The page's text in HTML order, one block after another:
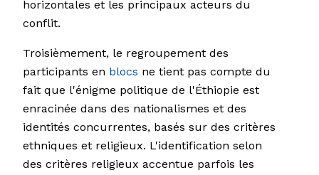
horizontales et les principaux acteurs du
conflit.
Troisièmement, le regroupement des
participants en blocs ne tient pas compte du
fait que l'énigme politique de l'Éthiopie est
enracinée dans des nationalismes et des
identités concurrentes, basés sur des critères
ethniques et religieux. L'identification selon
des critères religieux accentue parfois les